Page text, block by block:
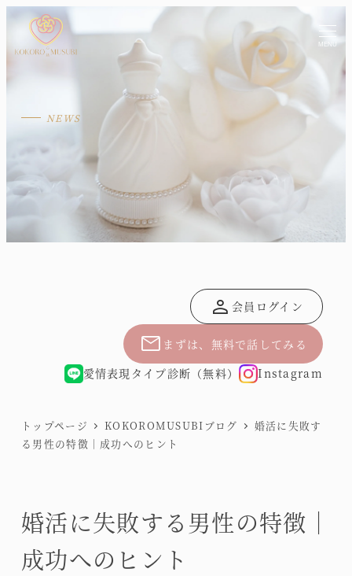
MENU
person 会員ログイン
mail まずは、無料で話してみる
愛情表現タイプ診断（無料）
Instagram
トップページ KOKOROMUSUBIブログ
婚活に失敗す
る男性の特徴｜成功へのヒント
婚活に失敗する男性の特徴｜
成功へのヒント